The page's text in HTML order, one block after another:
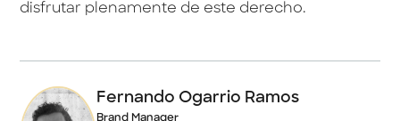
disfrutar plenamente de este derecho.
Fernando Ogarrio Ramos
Brand Manager